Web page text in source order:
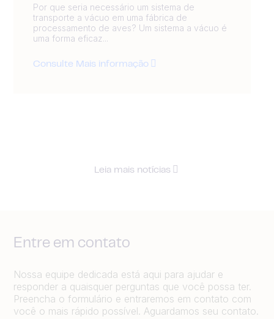
Por que seria necessário um sistema de
transporte a vácuo em uma fábrica de
processamento de aves? Um sistema a vácuo é
uma forma eficaz...
Consulte Mais informação
Leia mais notícias
Entre em contato
Nossa equipe dedicada está aqui para ajudar e
responder a quaisquer perguntas que você possa ter.
Preencha o formulário e entraremos em contato com
você o mais rápido possível. Aguardamos seu contato.